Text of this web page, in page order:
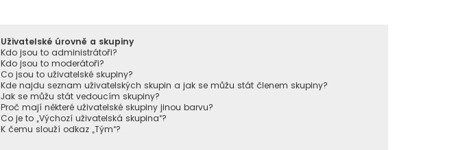
Uživatelské úrovně a skupiny
Kdo jsou to administrátoři?
Kdo jsou to moderátoři?
Co jsou to uživatelské skupiny?
Kde najdu seznam uživatelských skupin a jak se můžu stát členem skupiny?
Jak se můžu stát vedoucím skupiny?
Proč mají některé uživatelské skupiny jinou barvu?
Co je to „Výchozí uživatelská skupina“?
K čemu slouží odkaz „Tým“?